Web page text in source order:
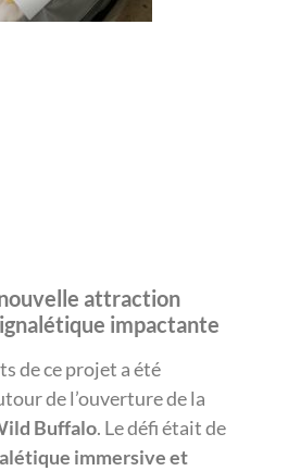
attraction
impactante
de ce projet a été
de l’ouverture de la
Buffalo. Le défi était de
immersive et